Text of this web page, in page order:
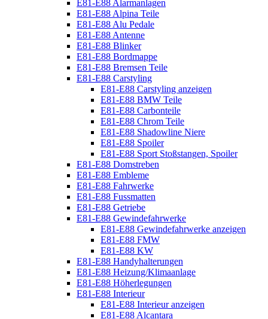
E81-E88 Alarmanlagen
E81-E88 Alpina Teile
E81-E88 Alu Pedale
E81-E88 Antenne
E81-E88 Blinker
E81-E88 Bordmappe
E81-E88 Bremsen Teile
E81-E88 Carstyling
E81-E88 Carstyling anzeigen
E81-E88 BMW Teile
E81-E88 Carbonteile
E81-E88 Chrom Teile
E81-E88 Shadowline Niere
E81-E88 Spoiler
E81-E88 Sport Stoßstangen, Spoiler
E81-E88 Domstreben
E81-E88 Embleme
E81-E88 Fahrwerke
E81-E88 Fussmatten
E81-E88 Getriebe
E81-E88 Gewindefahrwerke
E81-E88 Gewindefahrwerke anzeigen
E81-E88 FMW
E81-E88 KW
E81-E88 Handyhalterungen
E81-E88 Heizung/Klimaanlage
E81-E88 Höherlegungen
E81-E88 Interieur
E81-E88 Interieur anzeigen
E81-E88 Alcantara